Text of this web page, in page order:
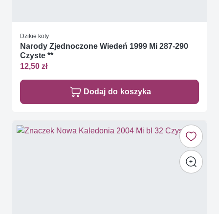
Dzikie koty
Narody Zjednoczone Wiedeń 1999 Mi 287-290
Czyste **
12,50 zł
Dodaj do koszyka